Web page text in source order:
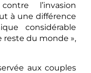
l’invasion
à une différence
considérable
du monde »,
aux couples